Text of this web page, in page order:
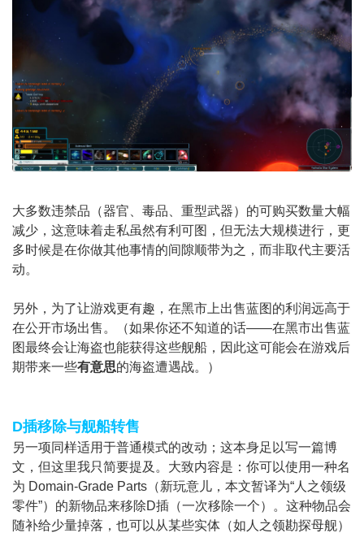
大多数违禁品（器官、毒品、重型武器）的可购买数量大幅
减少，这意味着走私虽然有利可图，但无法大规模进行，更
多时候是在你做其他事情的间隙顺带为之，而非取代主要活
动。
另外，为了让游戏更有趣，在黑市上出售蓝图的利润远高于
在公开市场出售。（如果你还不知道的话——在黑市出售蓝
图最终会让海盗也能获得这些舰船，因此这可能会在游戏后
期带来一些有意思的海盗遭遇战。）
D插移除与舰船转售
另一项同样适用于普通模式的改动；这本身足以写一篇博
文，但这里我只简要提及。大致内容是：你可以使用一种名
为 Domain-Grade Parts（新玩意儿，本文暂译为“人之领级
零件”）的新物品来移除D插（一次移除一个）。这种物品会
随补给少量掉落，也可以从某些实体（如人之领勘探母舰）